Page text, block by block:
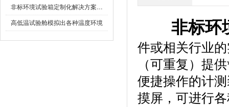
非标环境试验箱定制化解决方案在可靠性测试中的重要性
高低温试验舱模拟出各种温度环境 非标环
件或相关行业的
（可重复）提供
便捷操作的计测
摸屏，可进行